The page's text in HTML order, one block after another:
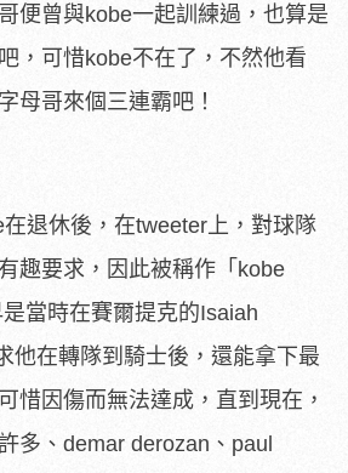
便曾與kobe一起訓練過，也算是
，可惜kobe不在了，不然他看
母哥來個三連霸吧！
退休後，在tweeter上，對球隊
趣要求，因此被稱作「kobe
當時在賽爾提克的Isaiah
他在轉隊到騎士後，還能拿下最
惜因傷而無法達成，直到現在，
多、demar derozan、paul